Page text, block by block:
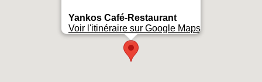
Yankos Café-Restaurant
Voir l'itinéraire sur Google Maps